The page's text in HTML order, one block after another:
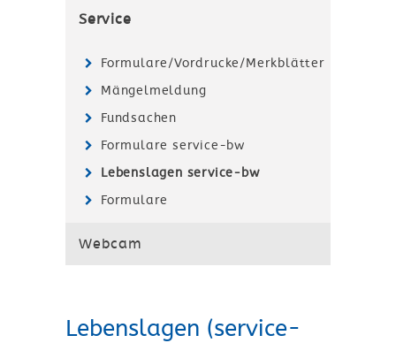
Service
Formulare/Vordrucke/Merkblätter
Mängelmeldung
Fundsachen
Formulare service-bw
Lebenslagen service-bw
Formulare
Webcam
Lebenslagen (service-